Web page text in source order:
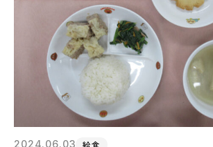
2024.06.03 給食